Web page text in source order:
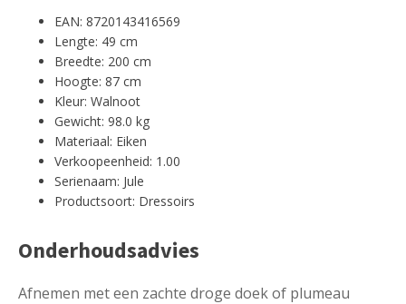
EAN: 8720143416569
Lengte: 49 cm
Breedte: 200 cm
Hoogte: 87 cm
Kleur: Walnoot
Gewicht: 98.0 kg
Materiaal: Eiken
Verkoopeenheid: 1.00
Serienaam: Jule
Productsoort: Dressoirs
Onderhoudsadvies
Afnemen met een zachte droge doek of plumeau